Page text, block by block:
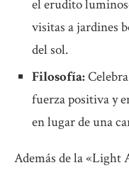
el erudito
visitas a jardines
del sol.
Filosofía:
fuerza positiva y
en lugar de una
Además de la «Light